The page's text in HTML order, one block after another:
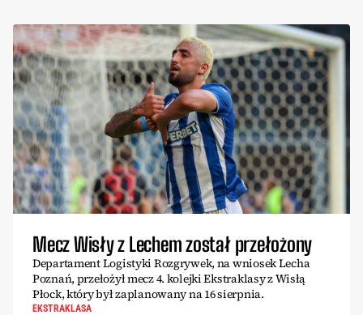
Mecz Wisły z Lechem został przełożony
Departament Logistyki Rozgrywek, na wniosek Lecha
Poznań, przełożył mecz 4. kolejki Ekstraklasy z Wisłą
Płock, który był zaplanowany na 16 sierpnia.
EKSTRAKLASA